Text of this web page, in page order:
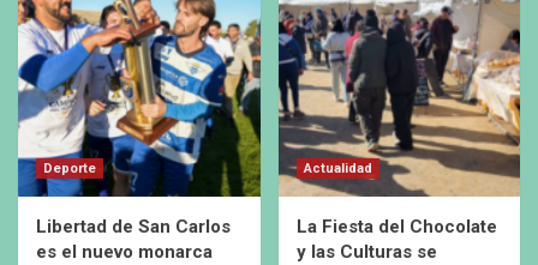
Deporte
Libertad de San Carlos
es el nuevo monarca
Actualidad
La Fiesta del Chocolate
y las Culturas se